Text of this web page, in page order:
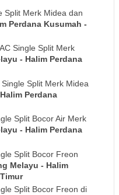
Split Merk Midea dan
Perdana Kusumah -
Single Split Merk
- Halim Perdana
Split Merk Midea
Perdana
Split Bocor Air Merk
- Halim Perdana
Split Bocor Freon
Melayu - Halim
Split Bocor Freon di